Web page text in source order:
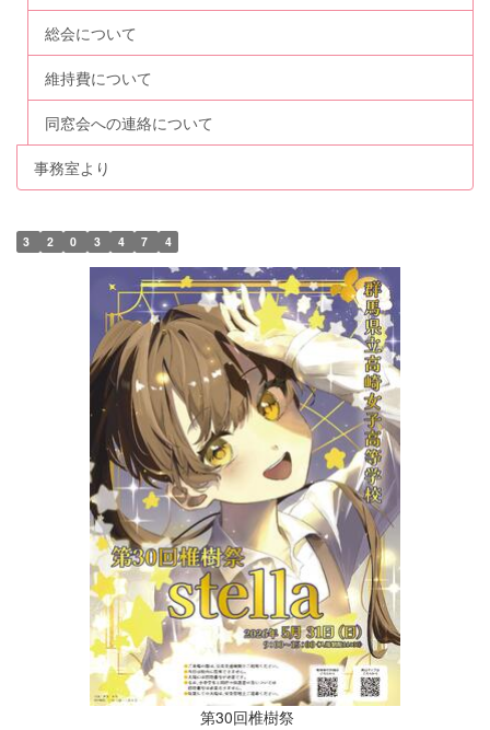
総会について
維持費について
同窓会への連絡について
事務室より
3 2 0 3 4 7 4
第30回椎樹祭